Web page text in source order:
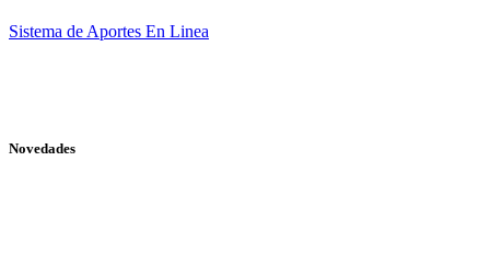
Sistema de Aportes En Linea
Novedades